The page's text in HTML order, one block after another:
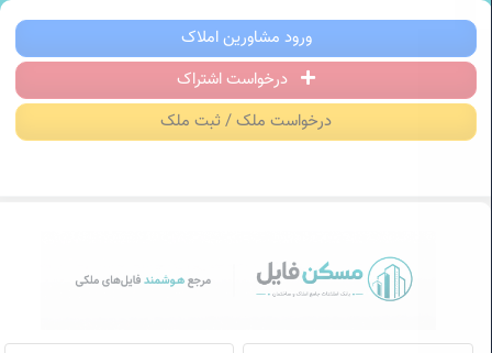
مسکن فایل | خرید، فروش، رهن و اجاره
ورود مشاورین املاک
درخواست اشتراک
درخواست ملک / ثبت ملک
مسکن
فایل